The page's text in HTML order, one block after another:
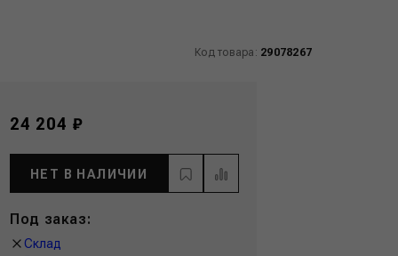
Код товара: 29078267
24 204 ₽
НЕТ В НАЛИЧИИ
Под заказ:
Склад